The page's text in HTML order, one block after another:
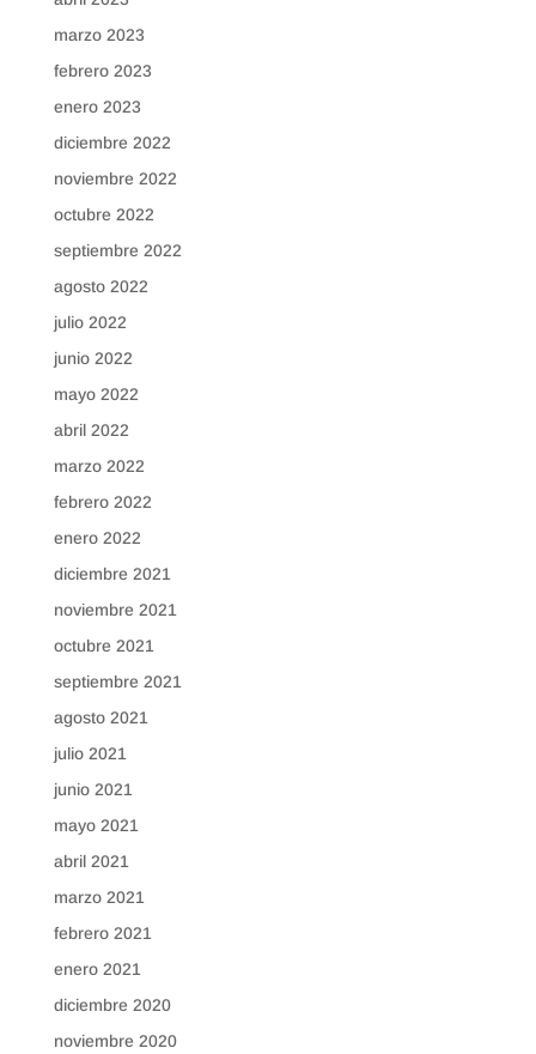
marzo 2023
febrero 2023
enero 2023
diciembre 2022
noviembre 2022
octubre 2022
septiembre 2022
agosto 2022
julio 2022
junio 2022
mayo 2022
abril 2022
marzo 2022
febrero 2022
enero 2022
diciembre 2021
noviembre 2021
octubre 2021
septiembre 2021
agosto 2021
julio 2021
junio 2021
mayo 2021
abril 2021
marzo 2021
febrero 2021
enero 2021
diciembre 2020
noviembre 2020